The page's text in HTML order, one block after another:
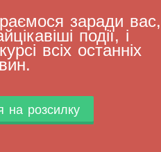
заради вас,
події, і
всіх останніх
на розсилку